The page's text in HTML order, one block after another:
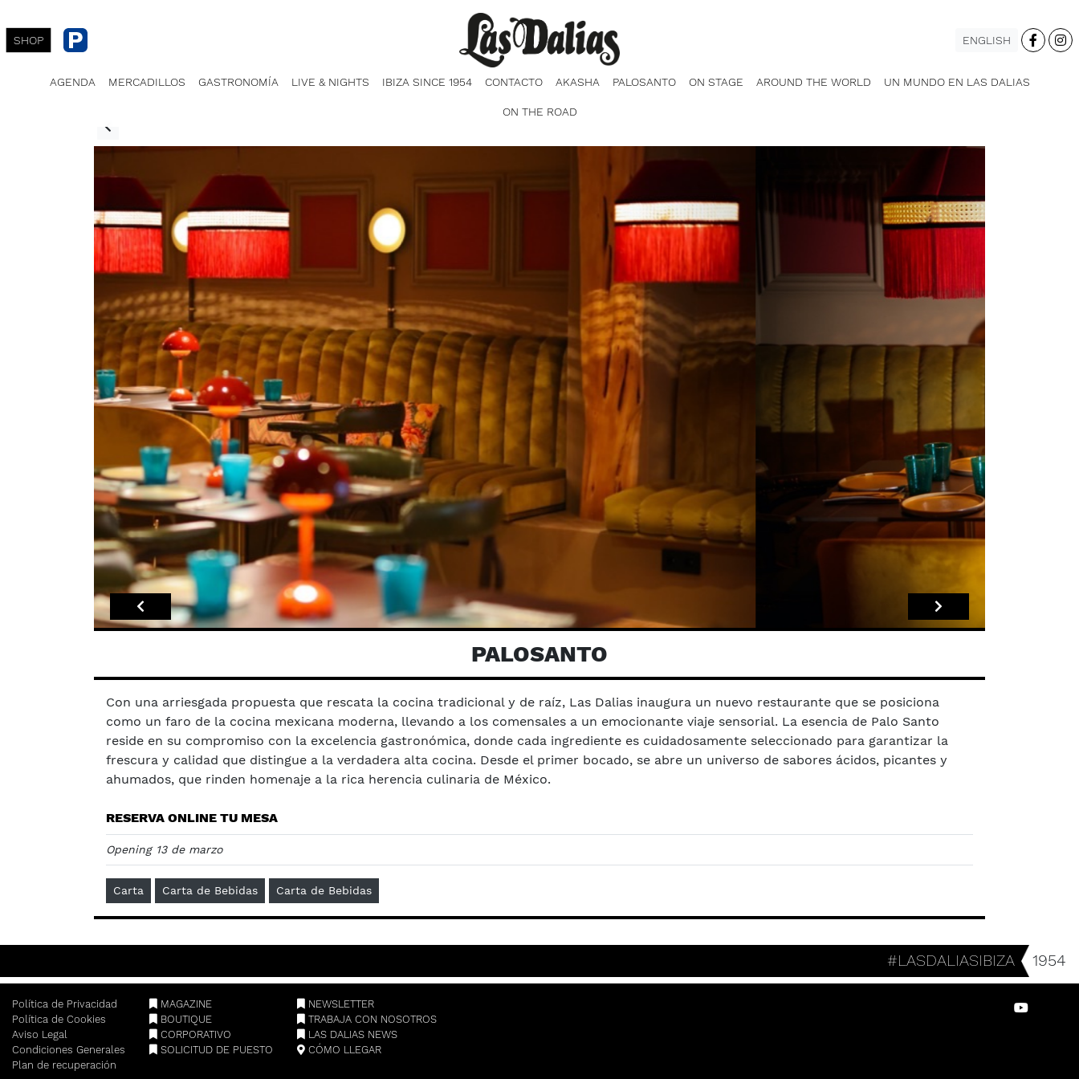
SHOP ENGLISH
AGENDA MERCADILLOS GASTRONOMÍA LIVE & NIGHTS IBIZA SINCE 1954 CONTACTO AKASHA PALOSANTO ON STAGE AROUND THE WORLD UN MUNDO EN LAS DALIAS
ON THE ROAD
PALOSANTO
Con una arriesgada propuesta que rescata la cocina tradicional y de raíz, Las Dalias inaugura un nuevo restaurante que se posiciona
como un faro de la cocina mexicana moderna, llevando a los comensales a un emocionante viaje sensorial. La esencia de Palo Santo
reside en su compromiso con la excelencia gastronómica, donde cada ingrediente es cuidadosamente seleccionado para garantizar la
frescura y calidad que distingue a la verdadera alta cocina. Desde el primer bocado, se abre un universo de sabores ácidos, picantes y
ahumados, que rinden homenaje a la rica herencia culinaria de México.
RESERVA ONLINE TU MESA
Opening 13 de marzo
Carta Carta de Bebidas Carta de Bebidas
#LASDALIASIBIZA 1954
Política de Privacidad
Política de Cookies
Aviso Legal
Condiciones Generales
Plan de recuperación
MAGAZINE
BOUTIQUE
CORPORATIVO
SOLICITUD DE PUESTO
NEWSLETTER
TRABAJA CON NOSOTROS
LAS DALIAS NEWS
CÓMO LLEGAR